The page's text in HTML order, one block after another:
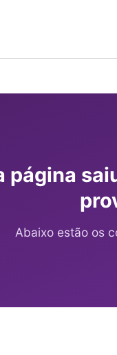
página
Abaixo estão os